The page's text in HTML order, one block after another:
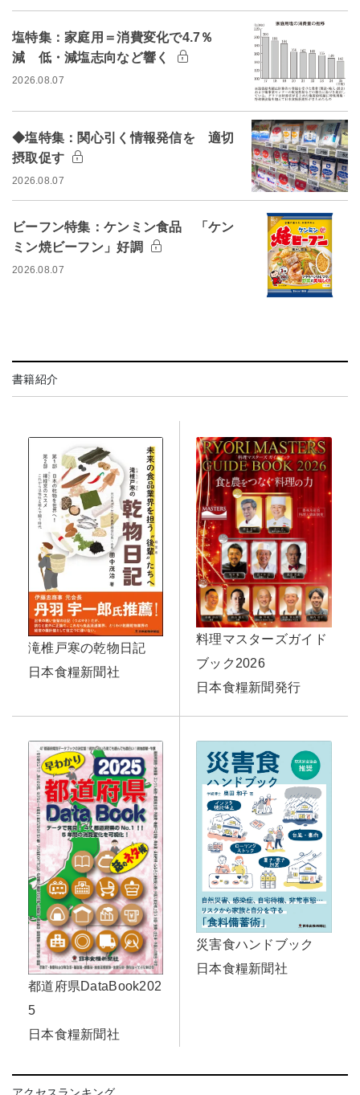
塩特集：家庭用＝消費変化で4.7％
減 低・減塩志向など響く
2026.08.07
◆塩特集：関心引く情報発信を 適切
摂取促す
2026.08.07
ビーフン特集：ケンミン食品 「ケン
ミン焼ビーフン」好調
2026.08.07
書籍紹介
滝椎戸寒の乾物日記
日本食糧新聞社
料理マスターズガイド
ブック2026
日本食糧新聞発行
都道府県DataBook202
5
日本食糧新聞社
災害食ハンドブック
日本食糧新聞社